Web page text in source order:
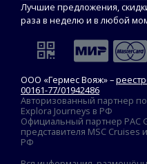
Лучшие предложения,
раза в неделю и в любой
ООО «Гермес Вояж» –
00161-77/01942486
Авторизованный партнер
Explora Journeys в РФ
Официальный партнер PAC
представителя MSC Cruises
РФ